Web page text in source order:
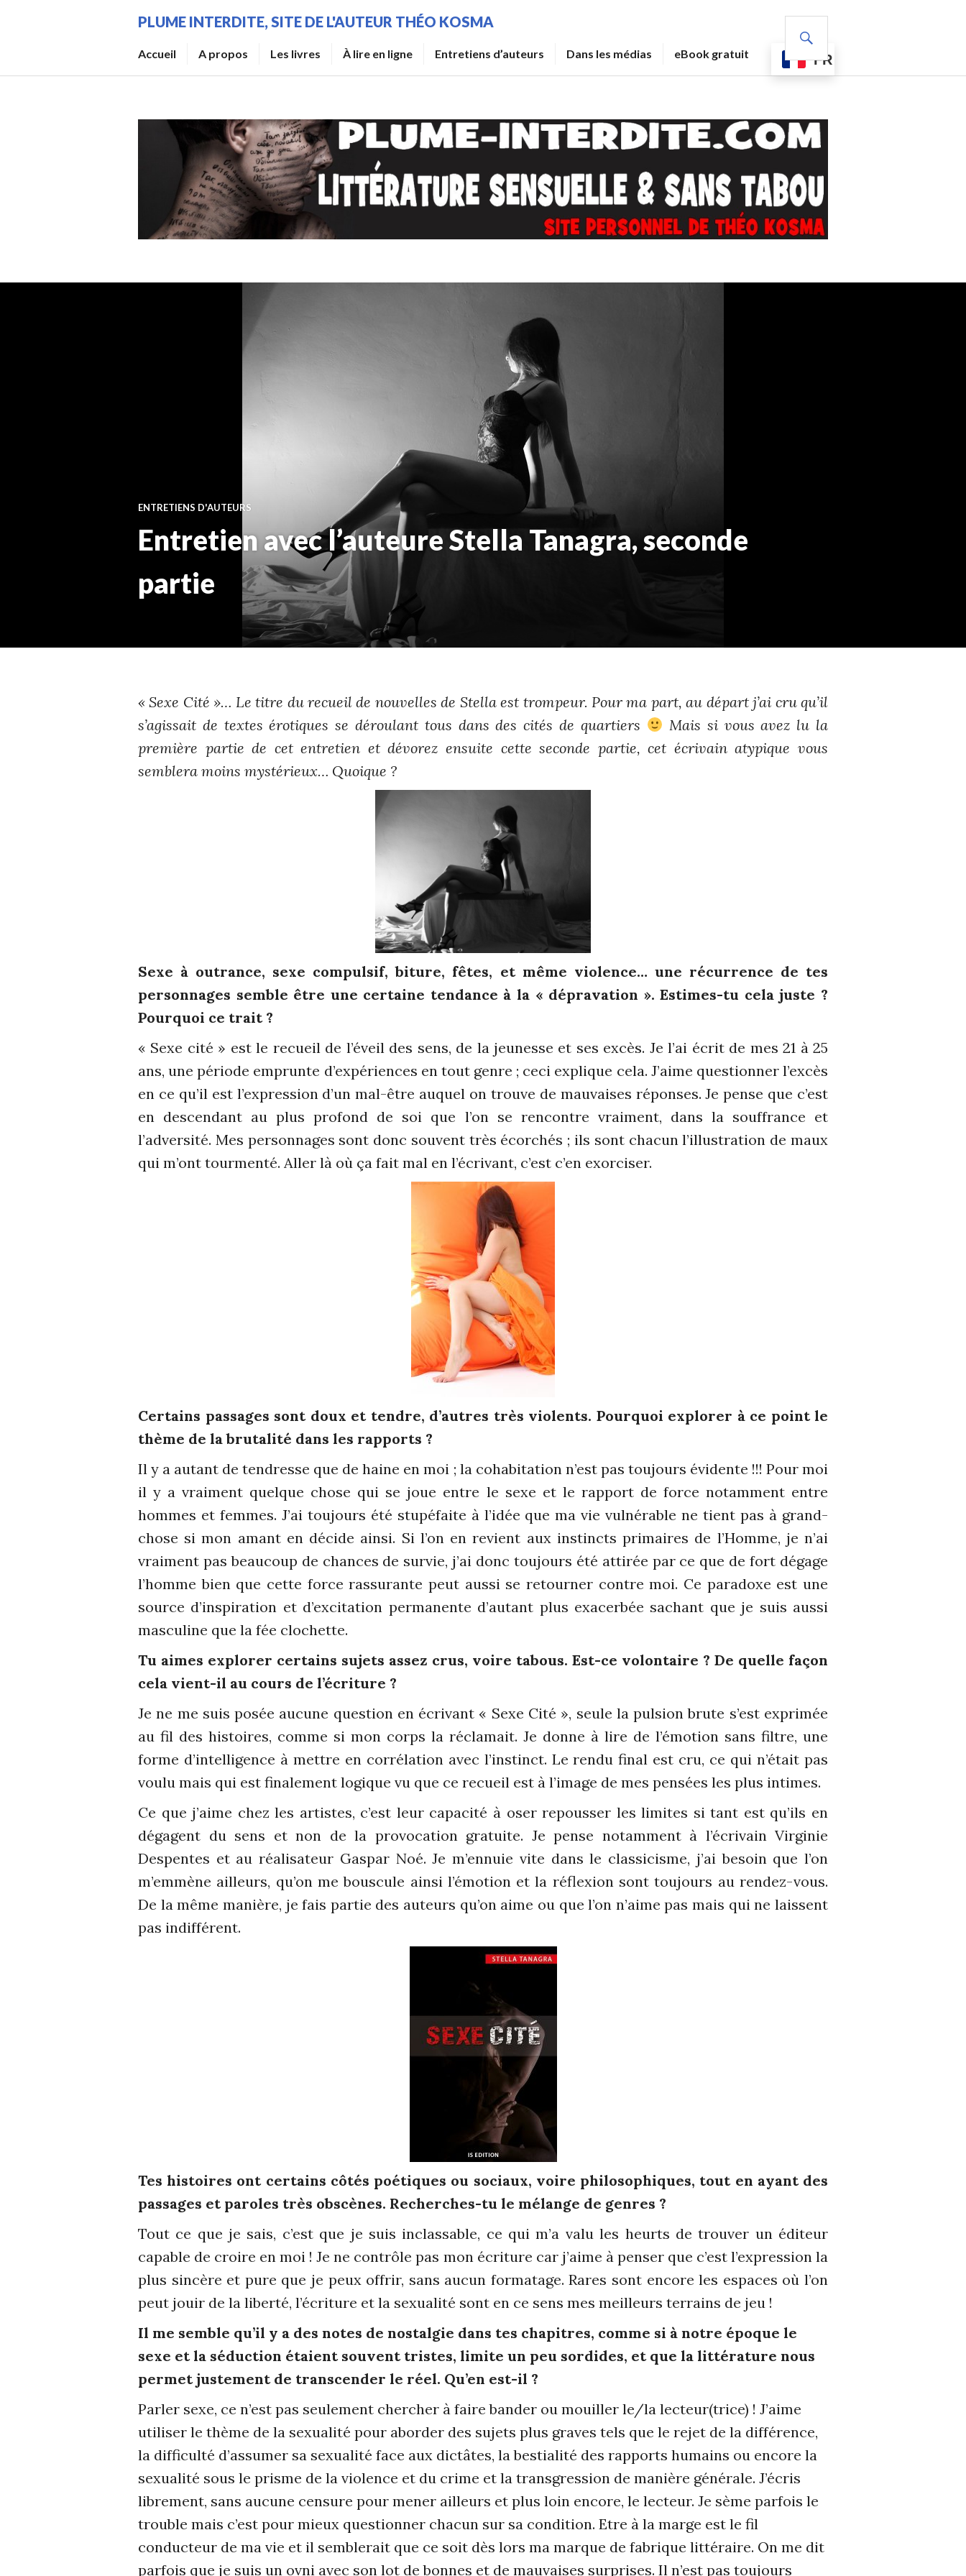
principal
PLUME INTERDITE, SITE DE L'AUTEUR THÉO KOSMA
Accueil A propos Les livres À lire en ligne Entretiens d’auteurs Dans les médias eBook gratuit FR
ENTRETIENS D'AUTEURS
Entretien avec l’auteure Stella Tanagra, seconde
partie
« Sexe Cité »… Le titre du recueil de nouvelles de Stella est trompeur. Pour ma part, au départ j’ai cru qu’il
s’agissait de textes érotiques se déroulant tous dans des cités de quartiers
Mais si vous avez lu la
première partie de cet entretien et dévorez ensuite cette seconde partie, cet écrivain atypique vous
semblera moins mystérieux… Quoique ?
Sexe à outrance, sexe compulsif, biture, fêtes, et même violence… une récurrence de tes
personnages semble être une certaine tendance à la « dépravation ». Estimes-tu cela juste ?
Pourquoi ce trait ?
« Sexe cité » est le recueil de l’éveil des sens, de la jeunesse et ses excès. Je l’ai écrit de mes 21 à 25
ans, une période emprunte d’expériences en tout genre ; ceci explique cela. J’aime questionner l’excès
en ce qu’il est l’expression d’un mal-être auquel on trouve de mauvaises réponses. Je pense que c’est
en descendant au plus profond de soi que l’on se rencontre vraiment, dans la souffrance et
l’adversité. Mes personnages sont donc souvent très écorchés ; ils sont chacun l’illustration de maux
qui m’ont tourmenté. Aller là où ça fait mal en l’écrivant, c’est c’en exorciser.
Certains passages sont doux et tendre, d’autres très violents. Pourquoi explorer à ce point le
thème de la brutalité dans les rapports ?
Il y a autant de tendresse que de haine en moi ; la cohabitation n’est pas toujours évidente !!! Pour moi
il y a vraiment quelque chose qui se joue entre le sexe et le rapport de force notamment entre
hommes et femmes. J’ai toujours été stupéfaite à l’idée que ma vie vulnérable ne tient pas à grand-
chose si mon amant en décide ainsi. Si l’on en revient aux instincts primaires de l’Homme, je n’ai
vraiment pas beaucoup de chances de survie, j’ai donc toujours été attirée par ce que de fort dégage
l’homme bien que cette force rassurante peut aussi se retourner contre moi. Ce paradoxe est une
source d’inspiration et d’excitation permanente d’autant plus exacerbée sachant que je suis aussi
masculine que la fée clochette.
Tu aimes explorer certains sujets assez crus, voire tabous. Est-ce volontaire ? De quelle façon
cela vient-il au cours de l’écriture ?
Je ne me suis posée aucune question en écrivant « Sexe Cité », seule la pulsion brute s’est exprimée
au fil des histoires, comme si mon corps la réclamait. Je donne à lire de l’émotion sans filtre, une
forme d’intelligence à mettre en corrélation avec l’instinct. Le rendu final est cru, ce qui n’était pas
voulu mais qui est finalement logique vu que ce recueil est à l’image de mes pensées les plus intimes.
Ce que j’aime chez les artistes, c’est leur capacité à oser repousser les limites si tant est qu’ils en
dégagent du sens et non de la provocation gratuite. Je pense notamment à l’écrivain Virginie
Despentes et au réalisateur Gaspar Noé. Je m’ennuie vite dans le classicisme, j’ai besoin que l’on
m’emmène ailleurs, qu’on me bouscule ainsi l’émotion et la réflexion sont toujours au rendez-vous.
De la même manière, je fais partie des auteurs qu’on aime ou que l’on n’aime pas mais qui ne laissent
pas indifférent.
Tes histoires ont certains côtés poétiques ou sociaux, voire philosophiques, tout en ayant des
passages et paroles très obscènes. Recherches-tu le mélange de genres ?
Tout ce que je sais, c’est que je suis inclassable, ce qui m’a valu les heurts de trouver un éditeur
capable de croire en moi ! Je ne contrôle pas mon écriture car j’aime à penser que c’est l’expression la
plus sincère et pure que je peux offrir, sans aucun formatage. Rares sont encore les espaces où l’on
peut jouir de la liberté, l’écriture et la sexualité sont en ce sens mes meilleurs terrains de jeu !
Il me semble qu’il y a des notes de nostalgie dans tes chapitres, comme si à notre époque le
sexe et la séduction étaient souvent tristes, limite un peu sordides, et que la littérature nous
permet justement de transcender le réel. Qu’en est-il ?
Parler sexe, ce n’est pas seulement chercher à faire bander ou mouiller le/la lecteur(trice) ! J’aime
utiliser le thème de la sexualité pour aborder des sujets plus graves tels que le rejet de la différence,
la difficulté d’assumer sa sexualité face aux dictâtes, la bestialité des rapports humains ou encore la
sexualité sous le prisme de la violence et du crime et la transgression de manière générale. J’écris
librement, sans aucune censure pour mener ailleurs et plus loin encore, le lecteur. Je sème parfois le
trouble mais c’est pour mieux questionner chacun sur sa condition. Etre à la marge est le fil
conducteur de ma vie et il semblerait que ce soit dès lors ma marque de fabrique littéraire. On me dit
parfois que je suis un ovni avec son lot de bonnes et de mauvaises surprises. Il n’est pas toujours